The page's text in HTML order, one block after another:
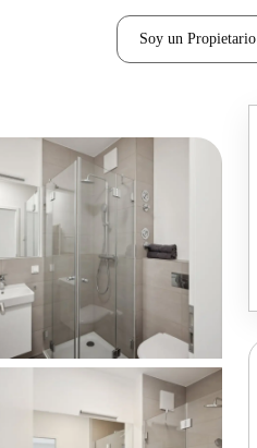
Soy un Propietario